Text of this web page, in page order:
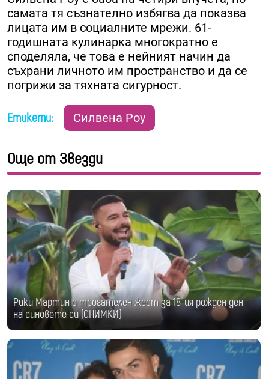
самата тя съзнателно избягва да показва
лицата им в социалните мрежи. 61-
годишната кулинарка многократно е
споделяла, че това е нейният начин да
съхрани личното им пространство и да се
погрижи за тяхната сигурност.
Етикети: Силвена Роу
Още от Звезди
Рики Мартин с трогателен жест за 18-ия рожден ден
на синовете си (СНИМКИ)